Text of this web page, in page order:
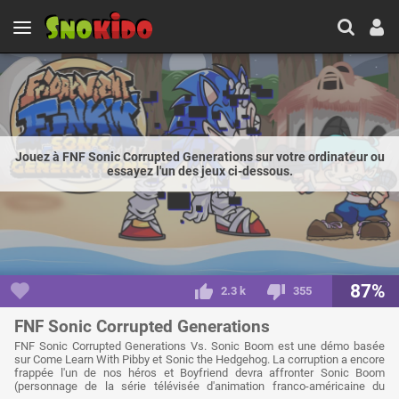
Jouez à FNF Sonic Corrupted Generations sur votre ordinateur ou
essayez l'un des jeux ci-dessous.
2.3 k 355 87%
FNF Sonic Corrupted Generations
FNF Sonic Corrupted Generations Vs. Sonic Boom est une démo basée
sur Come Learn With Pibby et Sonic the Hedgehog. La corruption a encore
frappée l'un de nos héros et Boyfriend devra affronter Sonic Boom
(personnage de la série télévisée d'animation franco-américaine du